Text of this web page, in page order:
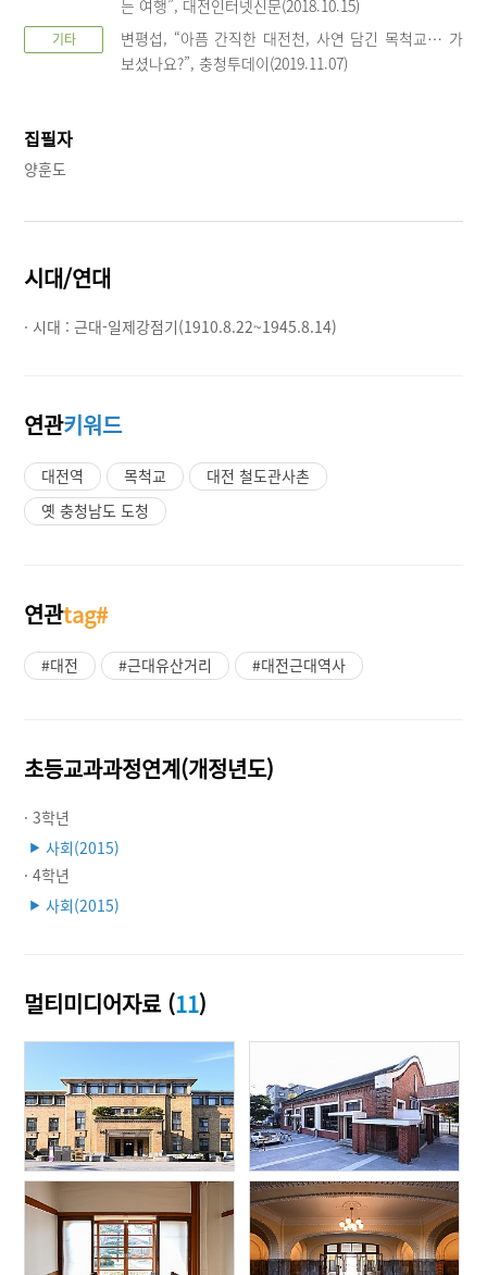
는 여행”, 대전인터넷신문(2018.10.15)
기타
변평섭, “아픔 간직한 대전천, 사연 담긴 목척교… 가
보셨나요?”, 충청투데이(2019.11.07)
집필자
양훈도
시대/연대
· 시대 :근대-일제강점기(1910.8.22~1945.8.14)
연관키워드
대전역 목척교
대전 철도관사촌
옛 충청남도 도청
연관tag#
#대전 #근대유산거리 #대전근대역사
초등교과과정연계(개정년도)
· 3학년
▶ 사회(2015)
· 4학년
▶ 사회(2015)
멀티미디어자료 (11)